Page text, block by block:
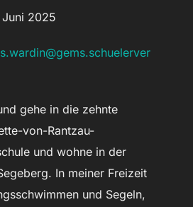
Juni 2025
gehe in die zehnte
von-Rantzau-
und wohne in der
In meiner Freizeit
und Segeln,